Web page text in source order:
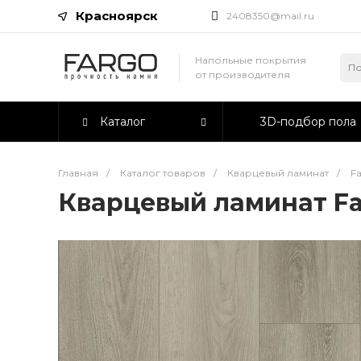
Красноярск 2408350@mail.ru
Напольные покрытия
от производителя
Каталог 3D-подбор пола
Главная / Каталог товаров / Кварцевый ламинат /
Кварцевый ламинат